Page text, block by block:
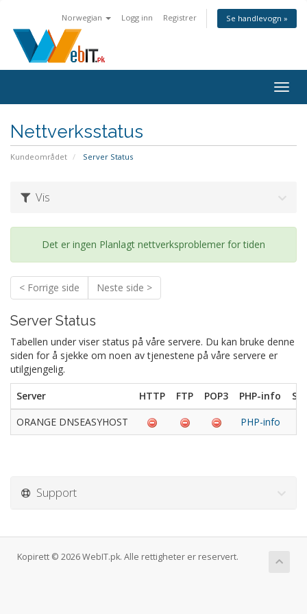
Norwegian Logg inn Registrer Se handlevogn »
Bytt
Nettverksstatus
Kundeområdet Server Status
Vis
Det er ingen Planlagt nettverksproblemer for tiden
< Forrige side Neste side >
Server Status
Tabellen under viser status på våre servere. Du kan bruke denne
siden for å sjekke om noen av tjenestene på våre servere er
utilgjengelig.
Server HTTP FTP POP3 PHP-info
ORANGE DNSEASYHOST
PHP-info
Support
Kopirett © 2026 WebIT.pk. Alle rettigheter er reservert.